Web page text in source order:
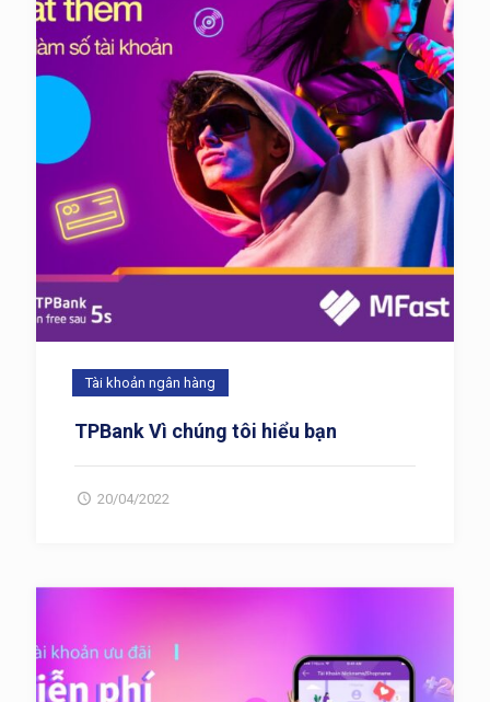
Tài khoản ngân hàng
TPBank Vì chúng tôi hiểu bạn
20/04/2022